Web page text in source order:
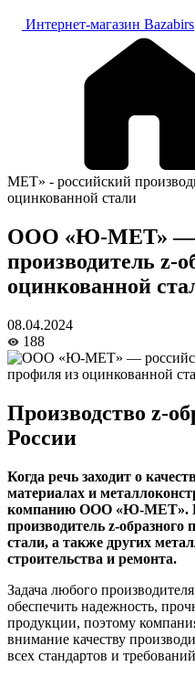
Интернет-магазин Bazabirs
МЕТ» - российский
оцинкованной стали
ООО «Ю-МЕТ» —
производитель z-
оцинкованной
08.04.2024
188
Производство z-
России
Когда речь заходит о
материалах и
компанию ООО «Ю-МЕТ».
производитель z-
стали, а также других
строительства и ремонта.
Задача любого
обеспечить надежность,
продукции, поэтому
внимание качеству
всех стандартов и